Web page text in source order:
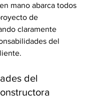
mano abarca todos
de
claramente
del
del